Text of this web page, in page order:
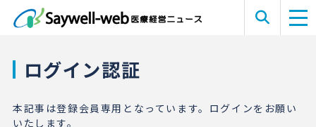
ログイン認証
本記事は登録会員専用となっています。ログインをお願い
いたします。